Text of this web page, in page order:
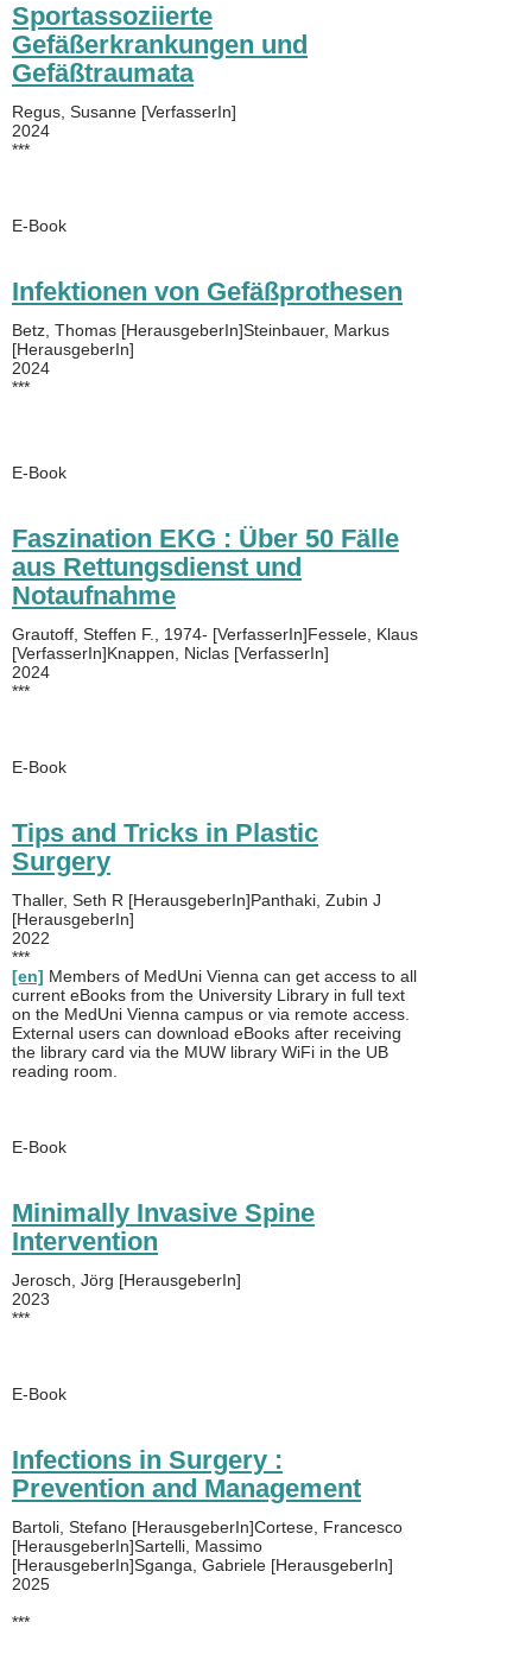
Sportassoziierte
Gefäßerkrankungen und
Gefäßtraumata
Regus, Susanne [VerfasserIn]
2024
***
E-Book
Infektionen von Gefäßprothesen
Betz, Thomas [HerausgeberIn]Steinbauer, Markus
[HerausgeberIn]
2024
***
E-Book
Faszination EKG : Über 50 Fälle
aus Rettungsdienst und
Notaufnahme
Grautoff, Steffen F., 1974- [VerfasserIn]Fessele, Klaus
[VerfasserIn]Knappen, Niclas [VerfasserIn]
2024
***
E-Book
Tips and Tricks in Plastic
Surgery
Thaller, Seth R [HerausgeberIn]Panthaki, Zubin J
[HerausgeberIn]
2022
***
[en] Members of MedUni Vienna can get access to all
current eBooks from the University Library in full text
on the MedUni Vienna campus or via remote access.
External users can download eBooks after receiving
the library card via the MUW library WiFi in the UB
reading room.
E-Book
Minimally Invasive Spine
Intervention
Jerosch, Jörg [HerausgeberIn]
2023
***
E-Book
Infections in Surgery :
Prevention and Management
Bartoli, Stefano [HerausgeberIn]Cortese, Francesco
[HerausgeberIn]Sartelli, Massimo
[HerausgeberIn]Sganga, Gabriele [HerausgeberIn]
2025
***